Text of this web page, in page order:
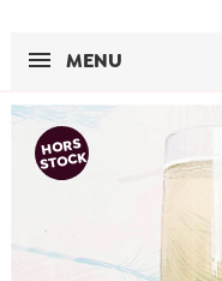
MENU
HORS
STOCK